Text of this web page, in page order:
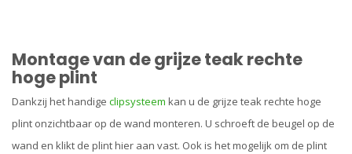
Montage van de grijze teak rechte
hoge plint
Dankzij het handige clipsysteem kan u de grijze teak rechte hoge
plint onzichtbaar op de wand monteren. U schroeft de beugel op de
wand en klikt de plint hier aan vast. Ook is het mogelijk om de plint